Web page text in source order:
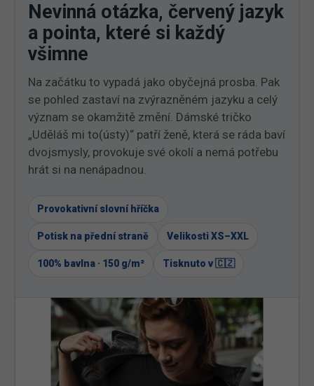
Nevinná otázka, červený jazyk
a pointa, které si každý
všimne
Na začátku to vypadá jako obyčejná prosba. Pak
se pohled zastaví na zvýrazněném jazyku a celý
význam se okamžitě změní. Dámské tričko
„Uděláš mi to(ústy)“ patří ženě, která se ráda baví
dvojsmysly, provokuje své okolí a nemá potřebu
hrát si na nenápadnou.
Provokativní slovní hříčka
Potisk na přední straně Velikosti XS–XXL
100% bavlna · 150 g/m² Tisknuto v 🇨🇿